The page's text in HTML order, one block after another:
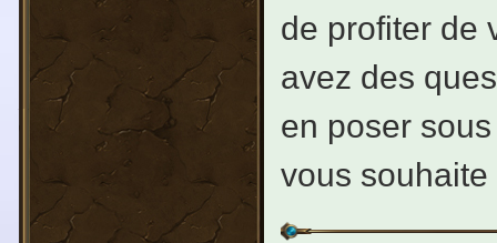
de profiter de
avez des
en poser
vous